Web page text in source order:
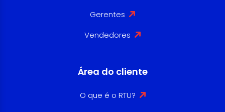
Gerentes
Vendedores
Área do cliente
O que é o RTU?